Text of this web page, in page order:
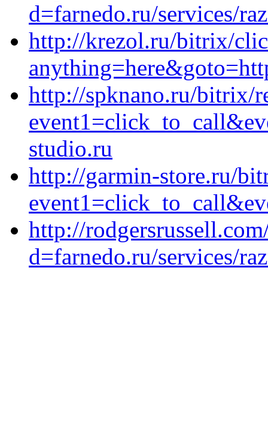
d=farnedo.ru/services/
http://krezol.ru/bitrix/
http://spknano.ru/bitrix/
studio.ru
http://garmin-store.ru/
http://
d=farnedo.ru/services/